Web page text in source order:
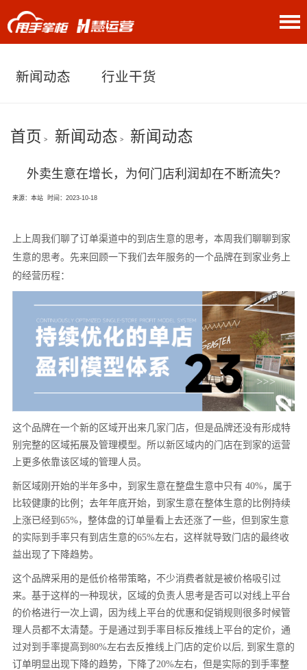
关于我们
新闻动态 行业干货
首页 > 新闻动态 > 新闻动态
外卖生意在增长，为何门店利润却在不断流失?
来源：本站 时间：2023-10-18
上上周我们聊了订单渠道中的到店生意的思考，本周我们聊聊到家
生意的思考。 先来回顾一下我们去年服务的一个品牌在到家业务上
的经营历程：
这个品牌在一个新的区域开出来几家门店，但是品牌还没有形成特
别完整的区域拓展及管理模型。所以新区域内的门店在到家的运营
上更多依靠该区域的管理人员。
新区域刚开始的半年多中，到家生意在整盘生意中只有 40%，属于
比较健康的比例；去年年底开始，到家生意在整体生意的比例持续
上涨已经到65%，整体盘的订单量看上去还涨了一些，但到家生意
的实际到手率只有到店生意的65%左右，这样就导致门店的最终收
益出现了下降趋势。
这个品牌采用的是低价格带策略，不少消费者就是被价格吸引过
来。基于这样的一种现状，区域的负责人思考是否可以对线上平台
的价格进行一次上调，因为线上平台的优惠和促销规则很多时候管
理人员都不太清楚。于是通过到手率目标反推线上平台的定价，通
过对到手率提高到80%左右去反推线上门店的定价以后, 到家生意的
订单明显出现下降的趋势，下降了20%左右，但是实际的到手率整